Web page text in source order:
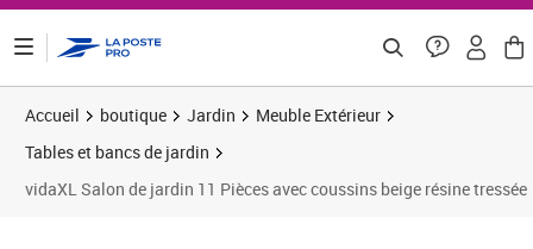
Accueil boutique Jardin
Meuble Extérieur
Tables et bancs de jardin
vidaXL Salon de jardin 11 Pièces avec coussins beige résine tressée